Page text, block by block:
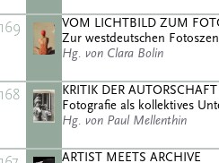
169
VOM LICHTBILD ZUM
Zur westdeutschen
Hg. von Clara Bolin
168
KRITIK DER AUTORSCHAFT
Fotografie als kollektives
Hg. von Paul Mellenthin
ARTIST MEETS ARCHIVE